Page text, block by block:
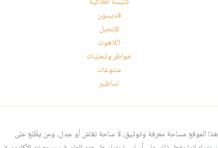
قديسون
الإنجيل
اللاهوت
خواطر وتجليات
متنوعات
اساطير
هذا الموقع مساحة معرفة وتوثيق، لا ساحة نقاش أو جدل، ومن يطّلع على